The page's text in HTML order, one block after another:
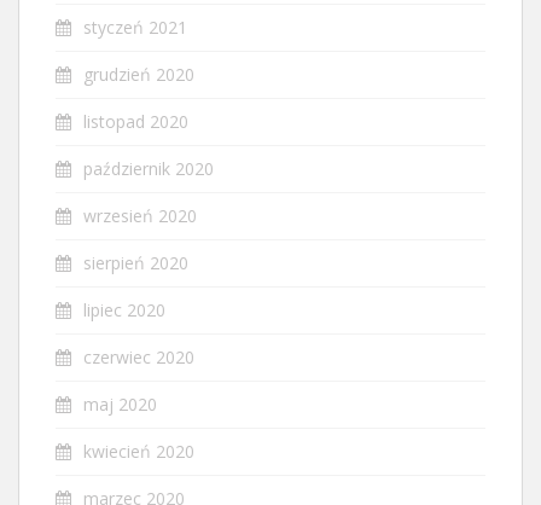
styczeń 2021
grudzień 2020
listopad 2020
październik 2020
wrzesień 2020
sierpień 2020
lipiec 2020
czerwiec 2020
maj 2020
kwiecień 2020
marzec 2020